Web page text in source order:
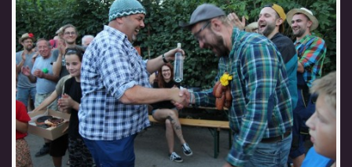
CESTA KOLEM SVĚTA 2014 - VIDEO
VIDLÁCKÝ VÍCEBOJ 2023
CENÍK